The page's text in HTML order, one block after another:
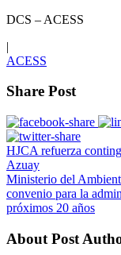
DCS – ACESS
|
ACESS
Share Post
HJCA refuerza
Azuay
Ministerio del
convenio para la
próximos 20 años
About Post